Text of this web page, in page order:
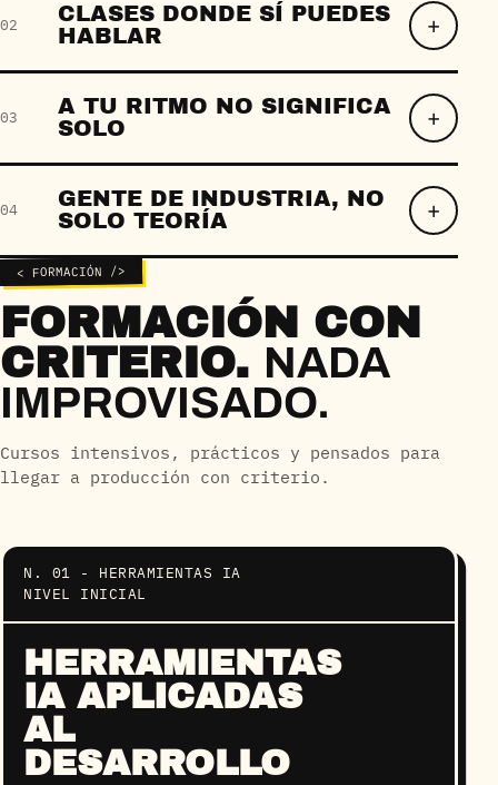
02
CLASES DONDE SÍ PUEDES
HABLAR
03
A TU RITMO NO SIGNIFICA
SOLO
04
GENTE DE INDUSTRIA, NO
SOLO TEORÍA
< FORMACIÓN />
FORMACIÓN CON
CRITERIO. NADA
IMPROVISADO.
Cursos intensivos, prácticos y pensados para
llegar a producción con criterio.
N. 01 - HERRAMIENTAS IA
NIVEL INICIAL
HERRAMIENTAS
IA APLICADAS
AL
DESARROLLO